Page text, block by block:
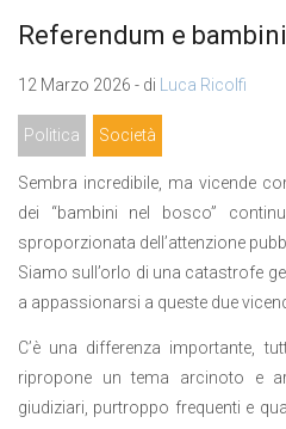
Referendum e
12 Marzo 2026 - di Luca Ricolfi
Politica Società
Sembra incredibile, ma vicende
dei “bambini nel bosco”
sproporzionata dell’attenzione
Siamo sull’orlo di una catastrofe
a appassionarsi a queste due
C’è una differenza importante,
ripropone un tema arcinoto e
giudiziari, purtroppo frequenti e